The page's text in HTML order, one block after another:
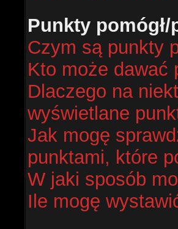
Punkty pomógł/
Czym są punkty
Kto może dawać
Dlaczego na
wyświetlane
Jak mogę
punktami, które
W jaki sposób
Ile mogę